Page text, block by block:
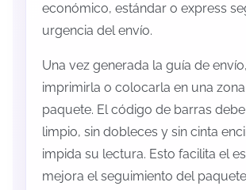
económico, estándar o express
urgencia del envío.
Una vez generada la guía de
imprimirla o colocarla en una
paquete. El código de barras
limpio, sin dobleces y sin cinta
impida su lectura. Esto facilita el
mejora el seguimiento del